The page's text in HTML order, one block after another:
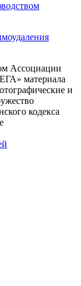
Ассоциации
материала
и
кодекса